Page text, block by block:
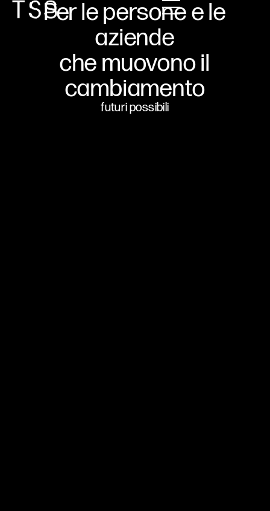
Per le persone e le
aziende
che muovono il
cambiamento
futuri possibili